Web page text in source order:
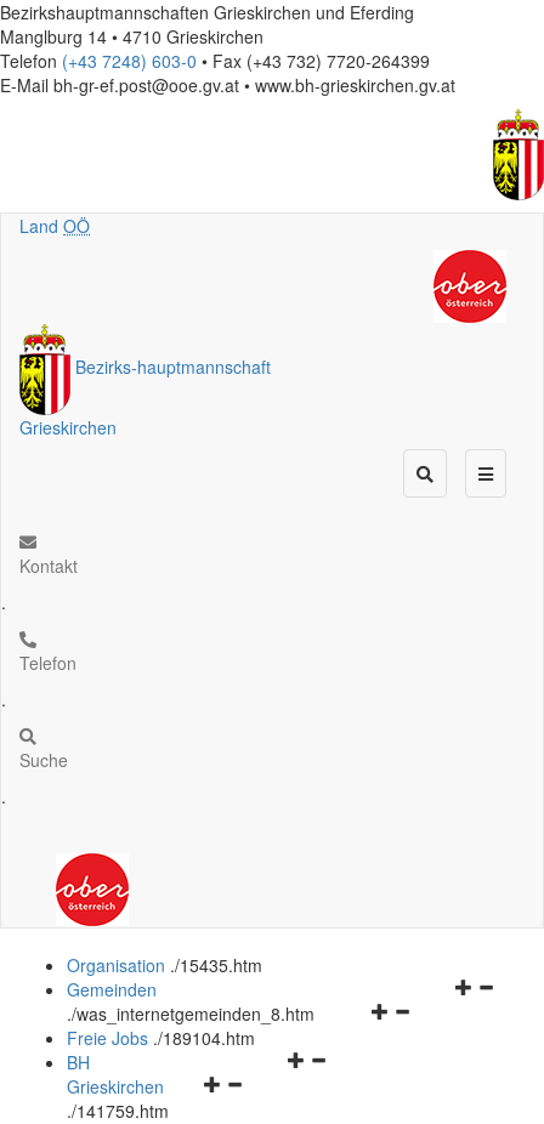
Bezirkshauptmannschaften Grieskirchen und Eferding
Manglburg 14 • 4710 Grieskirchen
Telefon (+43 7248) 603-0 • Fax (+43 732) 7720-264399
E-Mail bh-gr-ef.post@ooe.gv.at • www.bh-grieskirchen.gv.at
Land OÖ
Bezirks-hauptmannschaft
Grieskirchen
Kontakt
.
Telefon
.
Suche
.
Organisation ./15435.htm
Navigationsmenü
Gemeinden
./was_internetgemeinden_8.htm
Navigationsmenü
Freie Jobs ./189104.htm
Navigationsmenü
BH
Grieskirchen
./141759.htm